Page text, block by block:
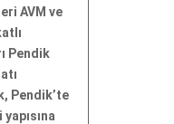
AVM ve
Pendik
Pendik’te